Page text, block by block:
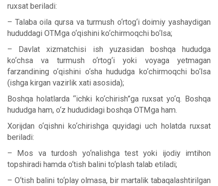
ruxsat beriladi:
– Talaba oila qursa va turmush o‘rtog‘i doimiy yashaydigan
hududdagi OTMga o‘qishini ko‘chirmoqchi bo‘lsa;
– Davlat xizmatchisi ish yuzasidan boshqa hududga
ko‘chsa va turmush o‘rtog‘i yoki voyaga yetmagan
farzandining o‘qishini o‘sha hududga ko‘chirmoqchi bo‘lsa
(ishga kirgan vazirlik xati asosida);
Boshqa holatlarda “ichki ko‘chirish”ga ruxsat yo‘q. Boshqa
hududga ham, o‘z hududidagi boshqa OTMga ham.
Xorijdan o‘qishni ko‘chirishga quyidagi uch holatda ruxsat
beriladi:
– Mos va turdosh yo‘nalishga test yoki ijodiy imtihon
topshiradi hamda o‘tish balini to‘plash talab etiladi;
– O‘tish balini to‘play olmasa, bir martalik tabaqalashtirilgan